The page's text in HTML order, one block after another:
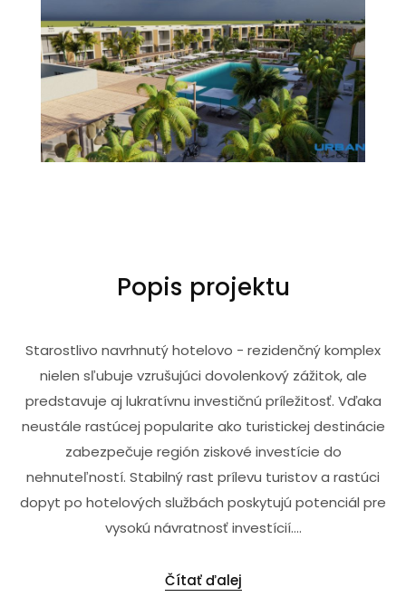
Popis projektu
Starostlivo navrhnutý hotelovo - rezidenčný komplex
nielen sľubuje vzrušujúci dovolenkový zážitok, ale
predstavuje aj lukratívnu investičnú príležitosť. Vďaka
neustále rastúcej popularite ako turistickej destinácie
zabezpečuje región ziskové investície do
nehnuteľností. Stabilný rast prílevu turistov a rastúci
dopyt po hotelových službách poskytujú potenciál pre
vysokú návratnosť investícií....
Čítať ďalej